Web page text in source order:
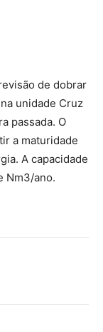
de dobrar
unidade Cruz
passada. O
a maturidade
A capacidade
Nm3/ano.